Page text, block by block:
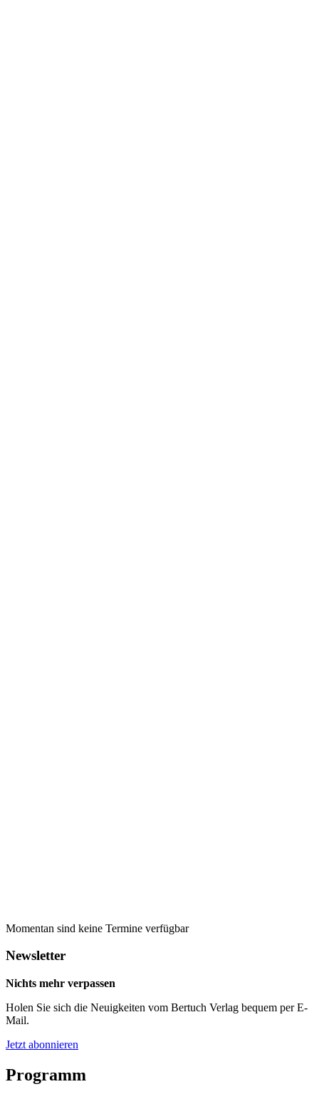
Momentan sind keine Termine verfügbar
Newsletter
Nichts mehr verpassen
Holen Sie sich die Neuigkeiten vom Bertuch Verlag bequem per E-
Mail.
Jetzt abonnieren
Programm